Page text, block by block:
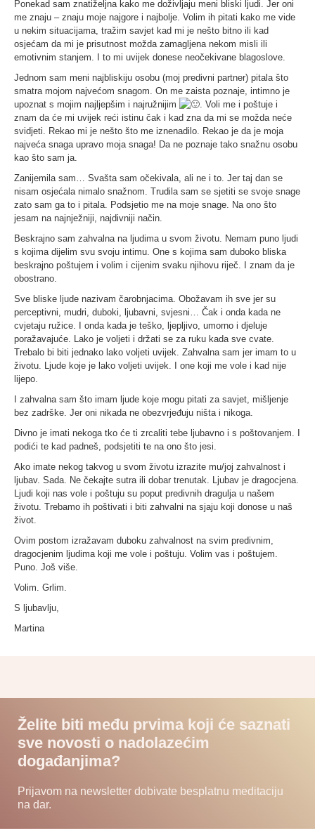
Ponekad sam znatiželjna kako me doživljaju meni bliski ljudi. Jer oni
me znaju – znaju moje najgore i najbolje. Volim ih pitati kako me vide
u nekim situacijama, tražim savjet kad mi je nešto bitno ili kad
osjećam da mi je prisutnost možda zamagljena nekom misli ili
emotivnim stanjem. I to mi uvijek donese neočekivane blagoslove.
Jednom sam meni najbliskiju osobu (moj predivni partner) pitala što
smatra mojom najvećom snagom. On me zaista poznaje, intimno je
upoznat s mojim najljepšim i najružnijim
. Voli me i poštuje i
znam da će mi uvijek reći istinu čak i kad zna da mi se možda neće
svidjeti. Rekao mi je nešto što me iznenadilo. Rekao je da je moja
najveća snaga upravo moja snaga! Da ne poznaje tako snažnu osobu
kao što sam ja.
Zanijemila sam… Svašta sam očekivala, ali ne i to. Jer taj dan se
nisam osjećala nimalo snažnom. Trudila sam se sjetiti se svoje snage
zato sam ga to i pitala. Podsjetio me na moje snage. Na ono što
jesam na najnježniji, najdivniji način.
Beskrajno sam zahvalna na ljudima u svom životu. Nemam puno ljudi
s kojima dijelim svu svoju intimu. One s kojima sam duboko bliska
beskrajno poštujem i volim i cijenim svaku njihovu riječ. I znam da je
obostrano.
Sve bliske ljude nazivam čarobnjacima. Obožavam ih sve jer su
perceptivni, mudri, duboki, ljubavni, svjesni… Čak i onda kada ne
cvjetaju ružice. I onda kada je teško, ljepljivo, umorno i djeluje
poražavajuće. Lako je voljeti i držati se za ruku kada sve cvate.
Trebalo bi biti jednako lako voljeti uvijek. Zahvalna sam jer imam to u
životu. Ljude koje je lako voljeti uvijek. I one koji me vole i kad nije
lijepo.
I zahvalna sam što imam ljude koje mogu pitati za savjet, mišljenje
bez zadrške. Jer oni nikada ne obezvrjeđuju ništa i nikoga.
Divno je imati nekoga tko će ti zrcaliti tebe ljubavno i s poštovanjem. I
podići te kad padneš, podsjetiti te na ono što jesi.
Ako imate nekog takvog u svom životu izrazite mu/joj zahvalnost i
ljubav. Sada. Ne čekajte sutra ili dobar trenutak. Ljubav je dragocjena.
Ljudi koji nas vole i poštuju su poput predivnih dragulja u našem
životu. Trebamo ih poštivati i biti zahvalni na sjaju koji donose u naš
život.
Ovim postom izražavam duboku zahvalnost na svim predivnim,
dragocjenim ljudima koji me vole i poštuju. Volim vas i poštujem.
Puno. Još više.
Volim. Grlim.
S ljubavlju,
Martina
Želite biti među prvima koji će saznati
sve novosti o nadolazećim
događanjima?
Prijavom na newsletter dobivate besplatnu meditaciju
na dar.